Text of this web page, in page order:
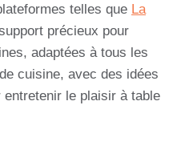
telles que La
précieux pour
adaptées à tous les
cuisine, avec des idées
le plaisir à table